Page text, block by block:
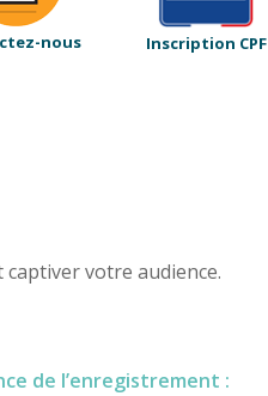
nous Inscription CPF
votre audience.
de l’enregistrement :